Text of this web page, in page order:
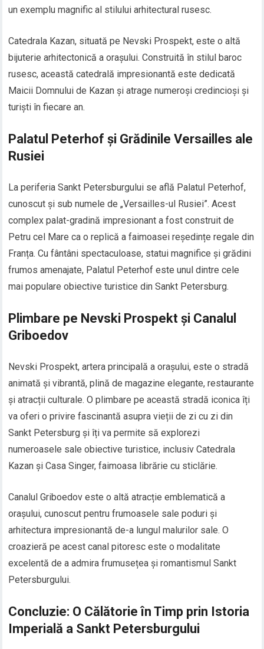
un exemplu magnific al stilului arhitectural rusesc.
Catedrala Kazan, situată pe Nevski Prospekt, este o altă
bijuterie arhitectonică a orașului. Construită în stilul baroc
rusesc, această catedrală impresionantă este dedicată
Maicii Domnului de Kazan și atrage numeroși credincioși și
turiști în fiecare an.
Palatul Peterhof și Grădinile Versailles ale
Rusiei
La periferia Sankt Petersburgului se află Palatul Peterhof,
cunoscut și sub numele de „Versailles-ul Rusiei”. Acest
complex palat-gradină impresionant a fost construit de
Petru cel Mare ca o replică a faimoasei reședințe regale din
Franța. Cu fântâni spectaculoase, statui magnifice și grădini
frumos amenajate, Palatul Peterhof este unul dintre cele
mai populare obiective turistice din Sankt Petersburg.
Plimbare pe Nevski Prospekt și Canalul
Griboedov
Nevski Prospekt, artera principală a orașului, este o stradă
animată și vibrantă, plină de magazine elegante, restaurante
și atracții culturale. O plimbare pe această stradă iconica îți
va oferi o privire fascinantă asupra vieții de zi cu zi din
Sankt Petersburg și îți va permite să explorezi
numeroasele sale obiective turistice, inclusiv Catedrala
Kazan și Casa Singer, faimoasa librărie cu sticlărie.
Canalul Griboedov este o altă atracție emblematică a
orașului, cunoscut pentru frumoasele sale poduri și
arhitectura impresionantă de-a lungul malurilor sale. O
croazieră pe acest canal pitoresc este o modalitate
excelentă de a admira frumusețea și romantismul Sankt
Petersburgului.
Concluzie: O Călătorie în Timp prin Istoria
Imperială a Sankt Petersburgului